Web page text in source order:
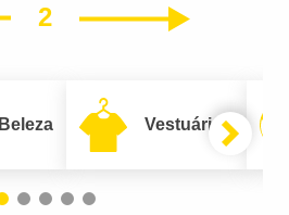
2
Vestuário